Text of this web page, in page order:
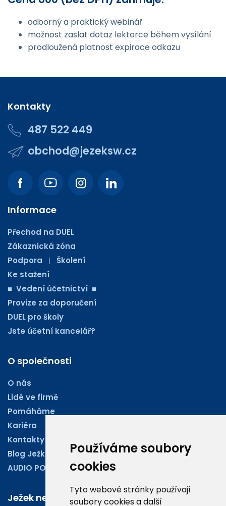
Používáme soubory
cookies
Tyto webové stránky používají
soubory cookies a další
odborný a praktický webinář
možnost zaslat dotaz lektorce během vysílání
prodloužená platnost expirace odkazu
Kontakty
487 522 449
obchod@jezeksw.cz
Informace
Přechod na DUEL
Zákaznická zóna
Podpora
| Školení
Ke stažení
■ Vedení účetnictví ■
Provize za doporučení
DUEL pro školy
Jste účetní kancelář?
O společnosti
O nás
Lidé ve firmě
Pomáháme
Kariéra
Kontakty
Blog Ježkoviny
AUDIO PODCASTY
Ježek newsletter